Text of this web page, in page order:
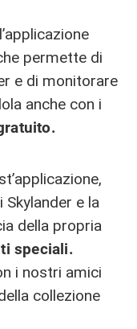
permette di
e di monitorare
anche con i
e la
della propria
speciali.
i nostri amici
collezione